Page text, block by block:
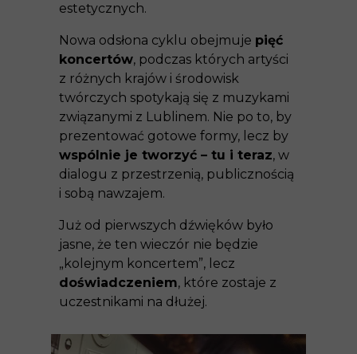
estetycznych.
Nowa odsłona cyklu obejmuje pięć
koncertów, podczas których artyści
z różnych krajów i środowisk
twórczych spotykają się z muzykami
związanymi z Lublinem. Nie po to, by
prezentować gotowe formy, lecz by
wspólnie je tworzyć – tu i teraz, w
dialogu z przestrzenią, publicznością
i sobą nawzajem.
Już od pierwszych dźwięków było
jasne, że ten wieczór nie będzie
„kolejnym koncertem”, lecz
doświadczeniem, które zostaje z
uczestnikami na dłużej.